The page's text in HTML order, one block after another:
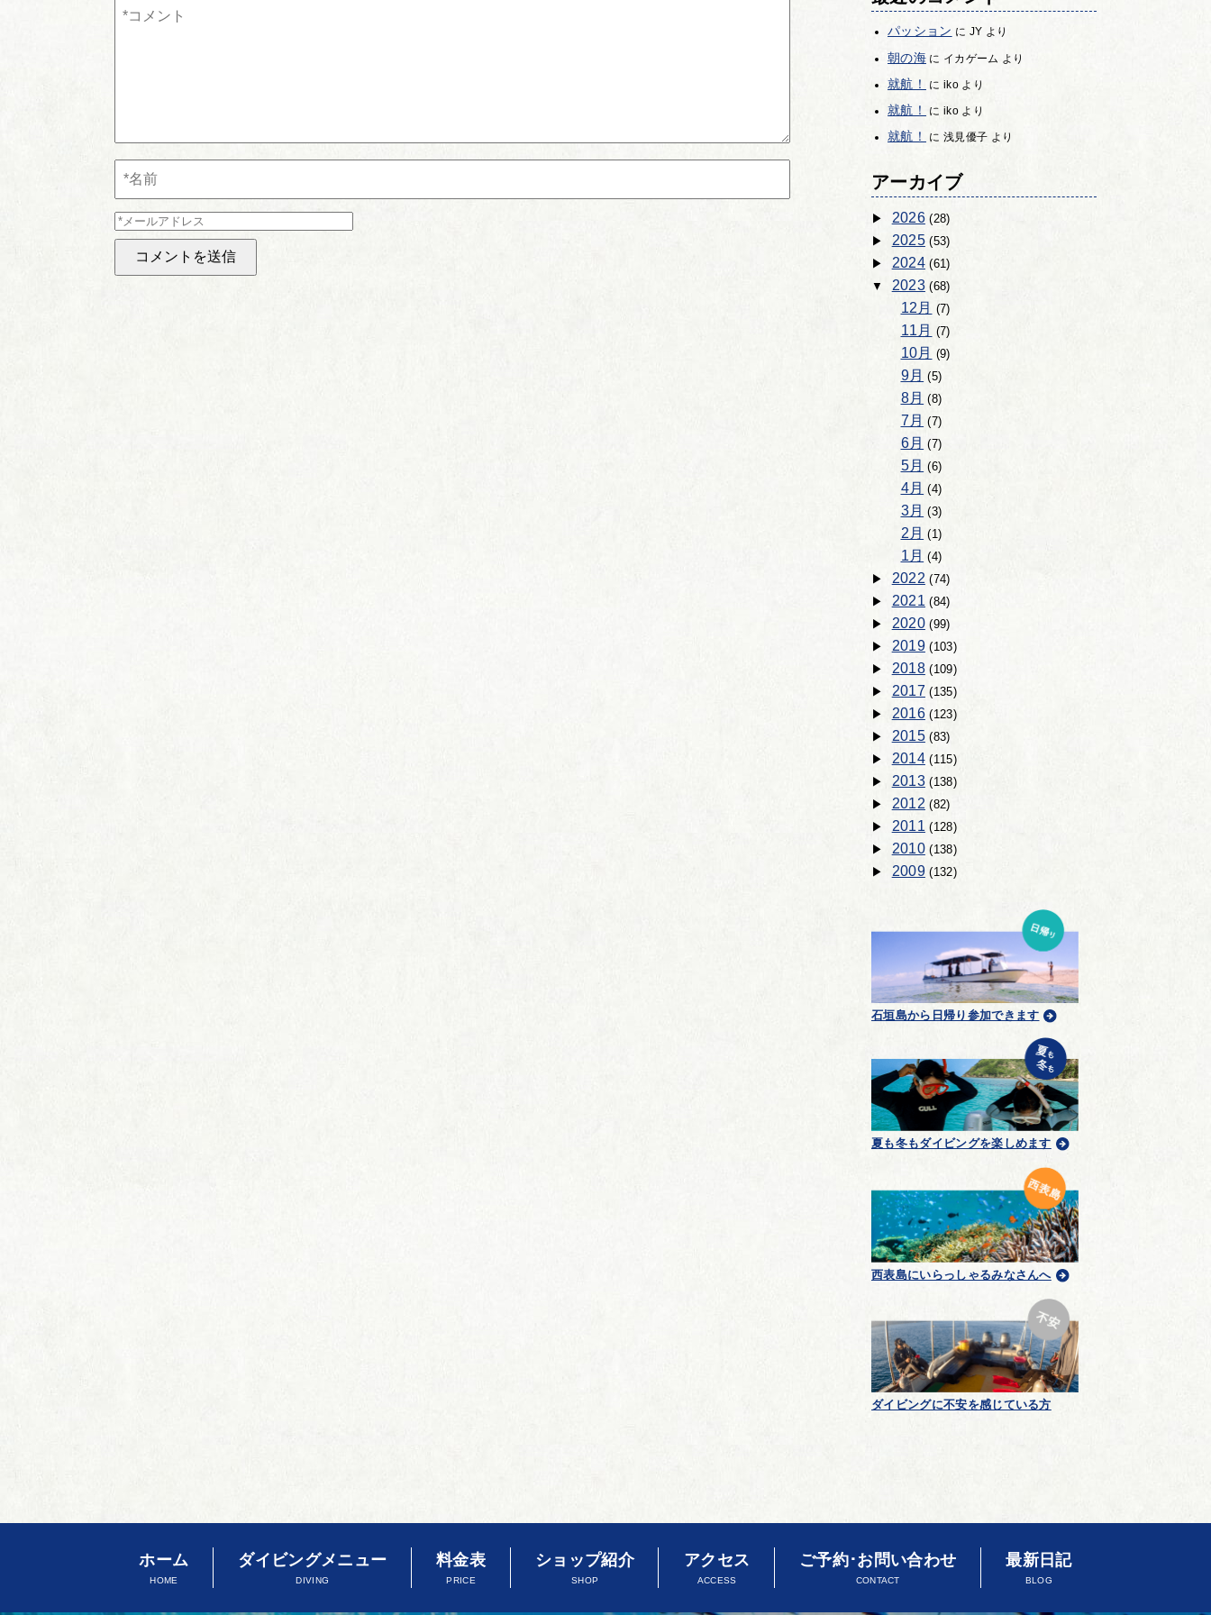
パッション に JY より
朝の海に イカゲーム より
就航！ に ikoより
就航！ に ikoより
就航！ に 浅見優子 より
アーカイブ
2026(28)
2025(53)
2024(61)
2023(68)
12月 (7)
11月 (7)
10月 (9)
9月 (5)
8月 (8)
7月 (7)
6月 (7)
5月 (6)
4月 (4)
3月 (3)
2月 (1)
1月 (4)
2022(74)
2021(84)
2020(99)
2019(103)
2018(109)
2017 (135)
2016(123)
2015(83)
2014(115)
2013(138)
2012 (82)
2011(128)
2010(138)
2009(132)
石垣島から日帰り参加できます
夏も冬もダイビングを楽しめます
西表島にいらっしゃるみなさんへ
ダイビングに不安を感じている方
ホーム
HOME
ダイビングメニュー
DIVING
料金表
PRICE
ショップ紹介
SHOP
アクセス
ACCESS
ご予約･お問い合わせ
CONTACT
最新日記
BLOG